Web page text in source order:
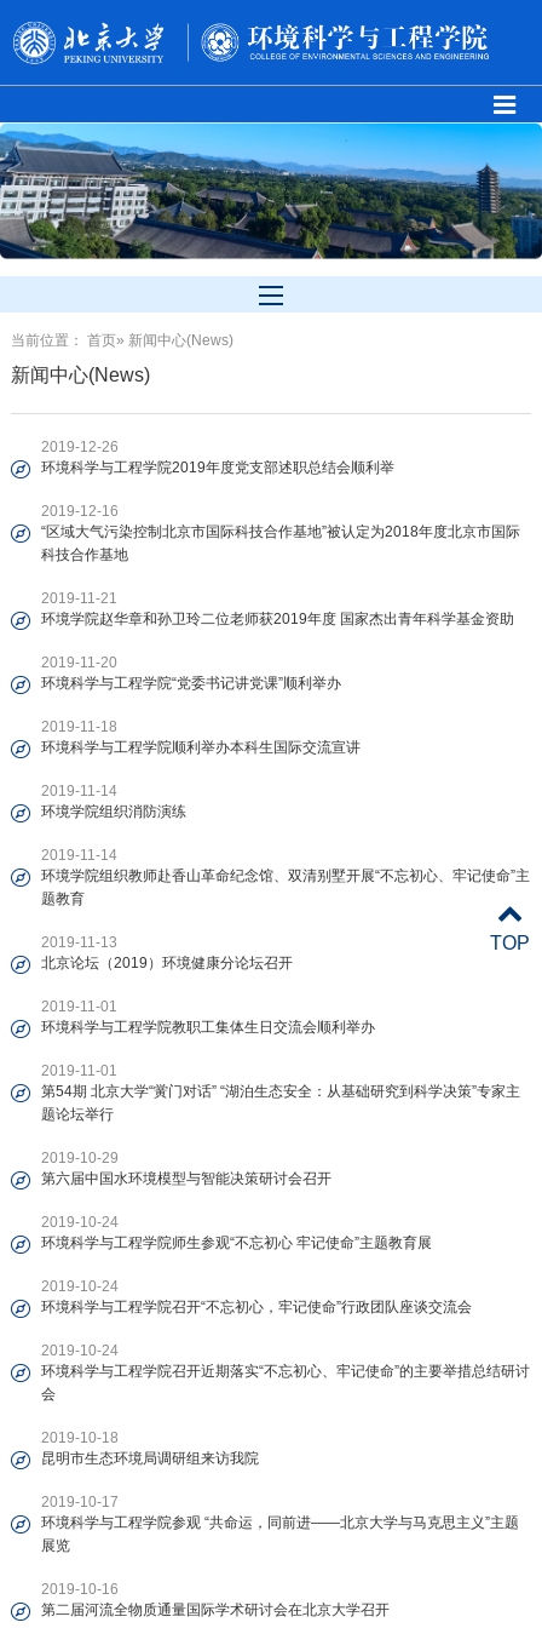
当前位置： 首页» 新闻中心(News)
新闻中心(News)
2019-12-26
环境科学与工程学院2019年度党支部述职总结会顺利举
2019-12-16
“区域大气污染控制北京市国际科技合作基地”被认定为2018年度北京市国际
科技合作基地
2019-11-21
环境学院赵华章和孙卫玲二位老师获2019年度 国家杰出青年科学基金资助
2019-11-20
环境科学与工程学院“党委书记讲党课”顺利举办
2019-11-18
环境科学与工程学院顺利举办本科生国际交流宣讲
2019-11-14
环境学院组织消防演练
2019-11-14
环境学院组织教师赴香山革命纪念馆、双清别墅开展“不忘初心、牢记使命”主
题教育
2019-11-13
北京论坛（2019）环境健康分论坛召开
2019-11-01
环境科学与工程学院教职工集体生日交流会顺利举办
2019-11-01
第54期 北京大学“黉门对话” “湖泊生态安全：从基础研究到科学决策”专家主
题论坛举行
2019-10-29
第六届中国水环境模型与智能决策研讨会召开
2019-10-24
环境科学与工程学院师生参观“不忘初心 牢记使命”主题教育展
2019-10-24
环境科学与工程学院召开“不忘初心，牢记使命”行政团队座谈交流会
2019-10-24
环境科学与工程学院召开近期落实“不忘初心、牢记使命”的主要举措总结研讨
会
2019-10-18
昆明市生态环境局调研组来访我院
2019-10-17
环境科学与工程学院参观 “共命运，同前进——北京大学与马克思主义”主题
展览
2019-10-16
第二届河流全物质通量国际学术研讨会在北京大学召开
TOP